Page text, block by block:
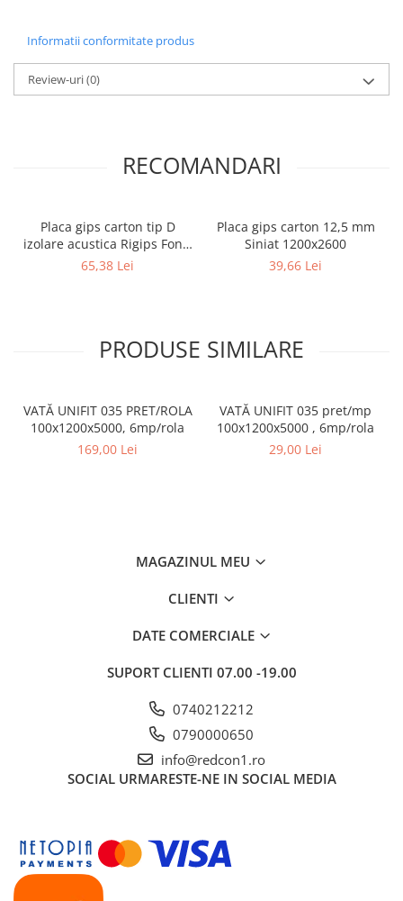
Informatii conformitate produs
Review-uri(0)
RECOMANDARI
Placa gips carton tip D
izolare acustica Rigips Fonic
12.5 x 1200 x 2600 mm
65,38 Lei
Placa gips carton 12,5 mm
Siniat 1200x2600
39,66 Lei
PRODUSE SIMILARE
VATĂ UNIFIT 035 PRET/ROLA
100x1200x5000, 6mp/rola
169,00 Lei
VATĂ UNIFIT 035 pret/mp
100x1200x5000 , 6mp/rola
29,00 Lei
MAGAZINUL MEU
CLIENTI
DATE COMERCIALE
SUPORT CLIENTI 07.00 -19.00
0740212212
0790000650
info@redcon1.ro
SOCIAL URMARESTE-NE IN SOCIAL MEDIA